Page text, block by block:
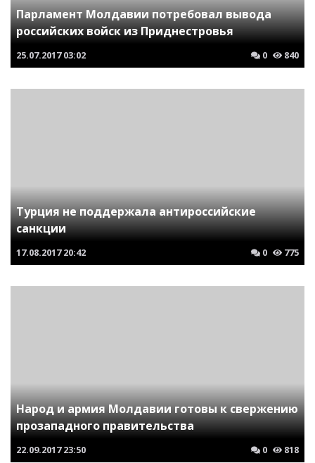
Парламент Молдавии потребовал вывода
российских войск из Приднестровья
25.07.2017 03:02 0 840
Турция не поддержала антироссийские
санкции
17.08.2017 20:42 0 775
Народ и армия Молдавии готовы к свержению
прозападного правительства
22.09.2017 23:50 0 818